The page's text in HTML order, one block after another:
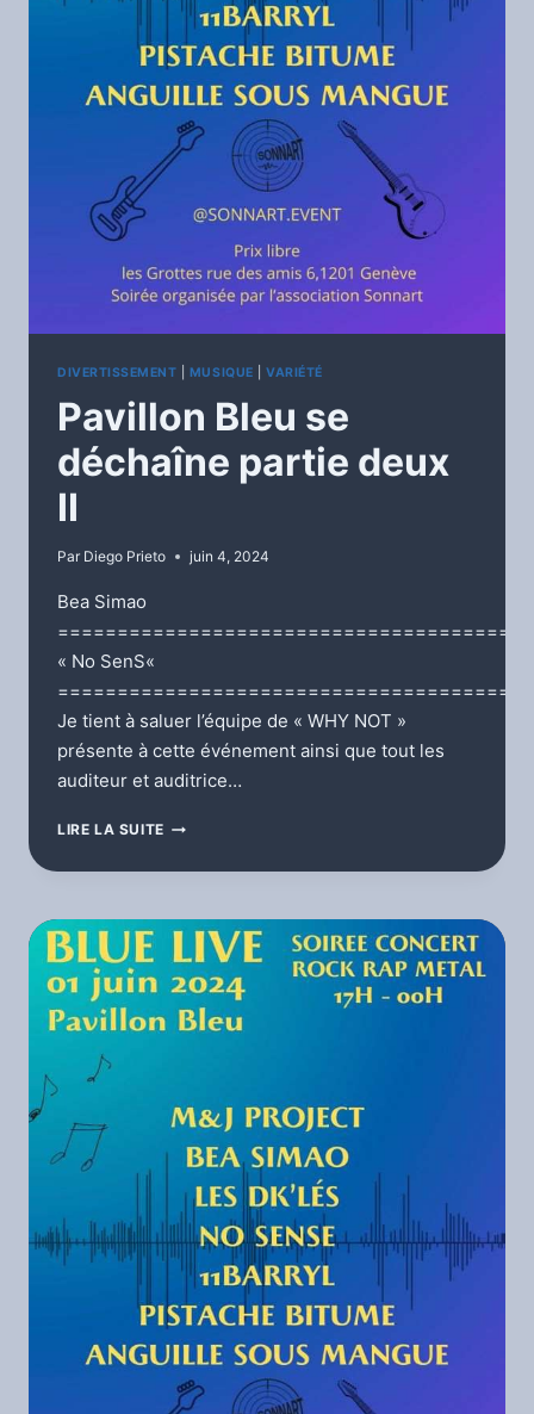
DIVERTISSEMENT MUSIQUE |VARIÉTÉ
Pavillon Bleu se
déchaîne partie deux
II
Par Diego Prieto juin 4, 2024
Bea Simao
« No SenS«
Je tient à saluer l’équipe de « WHY NOT »
présente à cette événement ainsi que tout les
auditeur et auditrice…
LIRE LA SUITE PAVILLON
SE
PARTIE
II